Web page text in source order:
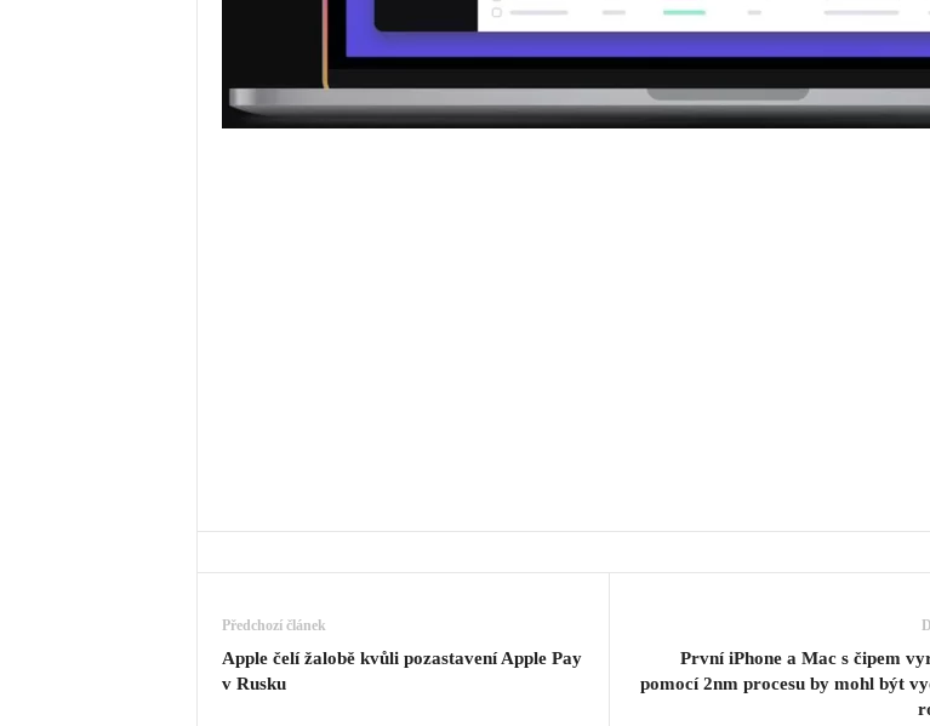
Předchozí článek
Apple čelí žalobě kvůli pozastavení Apple Pay
v Rusku
První iPhone a Mac s čipem
pomocí 2nm procesu by mohl být